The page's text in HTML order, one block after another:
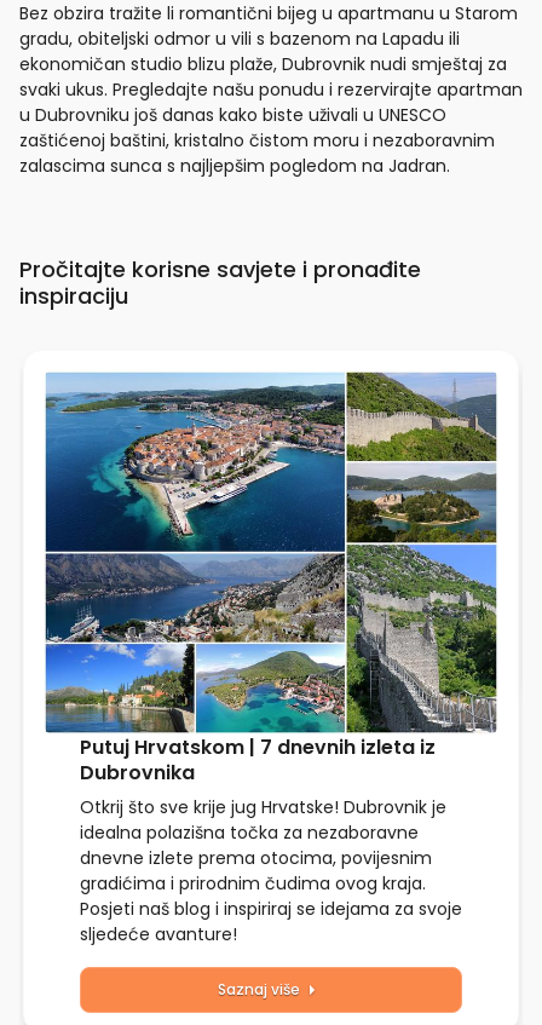
Bez obzira tražite li romantični bijeg u apartmanu u Starom
gradu, obiteljski odmor u vili s bazenom na Lapadu ili
ekonomičan studio blizu plaže, Dubrovnik nudi smještaj za
svaki ukus. Pregledajte našu ponudu i rezervirajte apartman
u Dubrovniku još danas kako biste uživali u UNESCO
zaštićenoj baštini, kristalno čistom moru i nezaboravnim
zalascima sunca s najljepšim pogledom na Jadran.
Pročitajte korisne savjete i pronađite
inspiraciju
Putuj Hrvatskom | 7 dnevnih izleta iz
Dubrovnika
Otkrij što sve krije jug Hrvatske! Dubrovnik je
idealna polazišna točka za nezaboravne
dnevne izlete prema otocima, povijesnim
gradićima i prirodnim čudima ovog kraja.
Posjeti naš blog i inspiriraj se idejama za svoje
sljedeće avanture!
Saznaj više